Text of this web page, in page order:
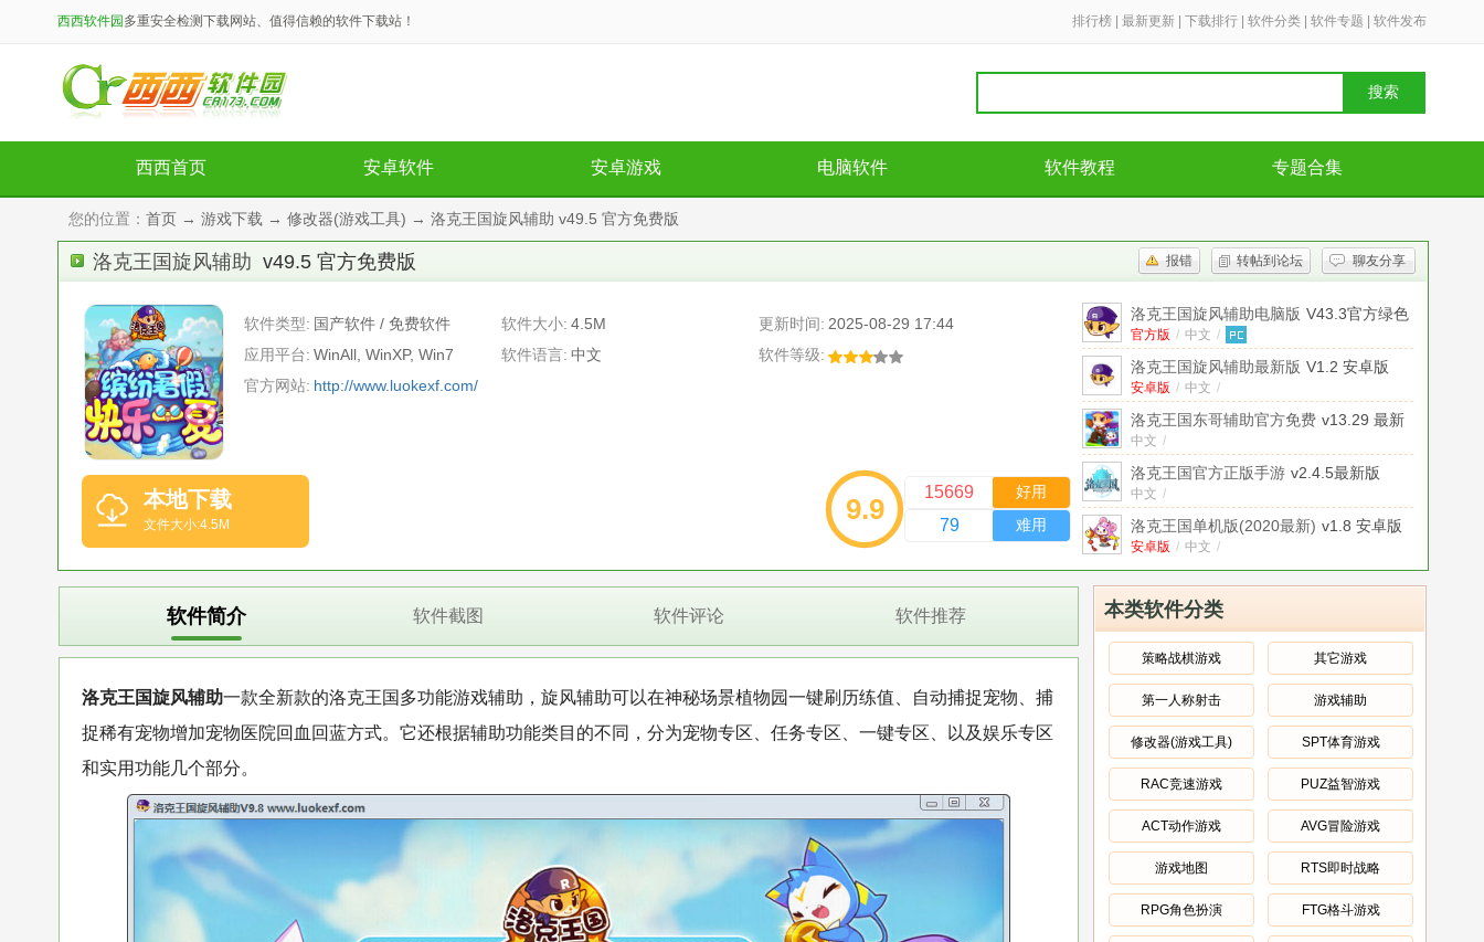
西西软件园 多重安全检测下载网站、值得信赖的软件下载站！ 排行榜 最新更新 下载排行 软件分类 软件专题 软件发布
搜索
西西首页 安卓软件 安卓游戏 电脑软件 软件教程 专题合集
您的位置： 首页 → 游戏下载 → 修改器(游戏工具) → 洛克王国旋风辅助 v49.5 官方免费版
洛克王国旋风辅助 v49.5 官方免费版 报错 转帖到论坛 聊友分享
软件类型: 国产软件 / 免费软件 软件大小: 4.5M 更新时间: 2025-08-29 17:44
应用平台: WinAll, WinXP, Win7 软件语言: 中文
软件等级:
官方网站: http://www.luokexf.com/
本地下载
文件大小:4.5M 9.9
15669 好用
79 难用
洛克王国旋风辅助电脑版 V43.3官方绿色
版
官方版 / 中文 /
洛克王国旋风辅助最新版 V1.2 安卓版
安卓版 / 中文 /
洛克王国东哥辅助官方免费 v13.29 最新
版
中文 /
洛克王国官方正版手游 v2.4.5最新版
中文 /
洛克王国单机版(2020最新) v1.8 安卓版
安卓版 / 中文 /
戏) v1.8
中文 /
洛克王国游戏在线手机版app V2.3.6官方
安卓版
官方版 / 中文 /
洛克王国魔鬼三合一辅助 v1.5最新版
中文
4399洛克王国游戏在线玩版 官方电脑版
官方版 / 中文 /
淡妆洛克王国辅助3.0 最新绿色版
绿色版 / 中文 /
本类软件分类
策略战棋游戏 其它游戏
第一人称射击 游戏辅助
修改器(游戏工具) SPT体育游戏
RAC竞速游戏 PUZ益智游戏
ACT动作游戏 AVG冒险游戏
游戏地图 RTS即时战略
RPG角色扮演 FTG格斗游戏
软件简介 软件截图 软件评论 软件推荐
洛克王国旋风辅助一款全新款的洛克王国多功能游戏辅助，旋风辅助可以在神秘场景植物园一键刷历练值、自动捕捉宠物、捕
捉稀有宠物增加宠物医院回血回蓝方式。它还根据辅助功能类目的不同，分为宠物专区、任务专区、一键专区、以及娱乐专区
和实用功能几个部分。